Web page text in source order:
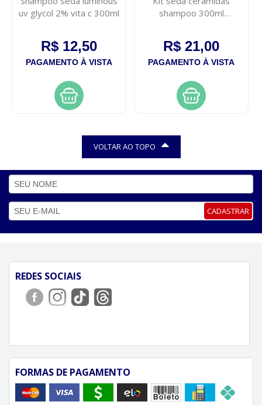
uv glycol 2% vita c 300ml
R$ 12,50
PAGAMENTO À VISTA
shampoo 300ml
R$ 21,00
PAGAMENTO À VISTA
VOLTAR AO TOPO
CADASTRAR
REDES SOCIAIS
FORMAS DE PAGAMENTO